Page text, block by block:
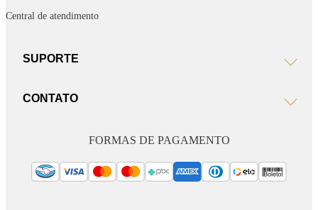
Central de atendimento
SUPORTE
CONTATO
FORMAS DE PAGAMENTO